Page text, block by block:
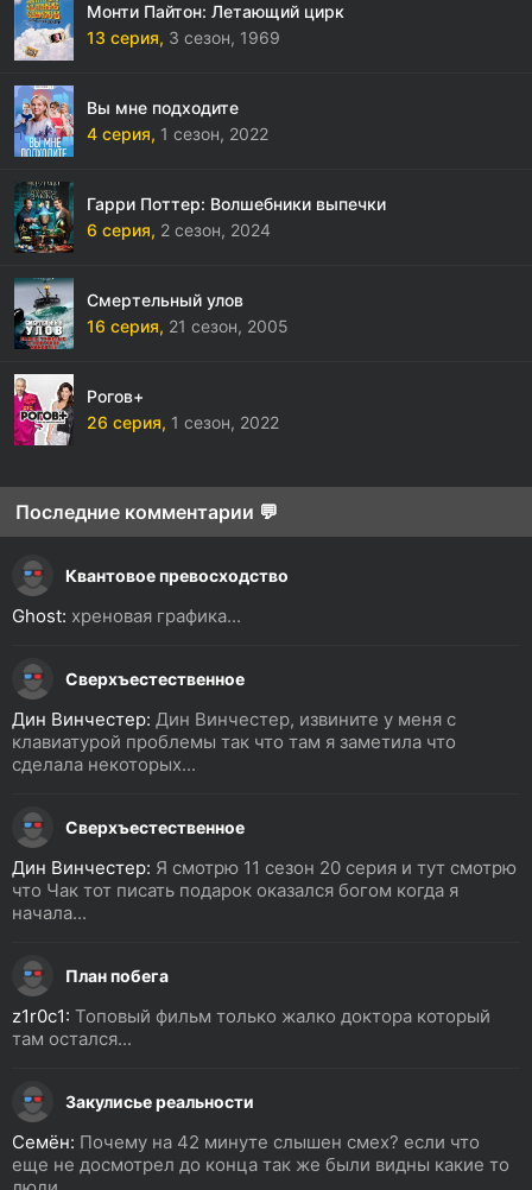
Монти Пайтон: Летающий цирк
13 серия, 3 сезон, 1969
Вы мне подходите
4 серия, 1 сезон, 2022
Гарри Поттер: Волшебники выпечки
6 серия, 2 сезон, 2024
Смертельный улов
16 серия, 21 сезон, 2005
Рогов+
26 серия, 1 сезон, 2022
Последние комментарии 💬
Квантовое превосходство
Ghost: хреновая графика...
Сверхъестественное
Дин Винчестер: Дин Винчестер, извините у меня с
клавиатурой проблемы так что там я заметила что
сделала некоторых...
Сверхъестественное
Дин Винчестер: Я смотрю 11 сезон 20 серия и тут смотрю
что Чак тот писать подарок оказался богом когда я
начала...
План побега
z1r0c1: Топовый фильм только жалко доктора который
там остался...
Закулисье реальности
Семён: Почему на 42 минуте слышен смех? если что
еще не досмотрел до конца так же были видны какие то